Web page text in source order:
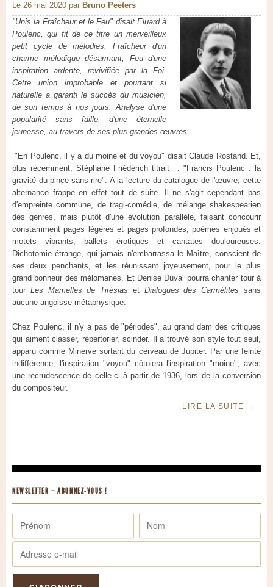
Le 26 mai 2020 par Bruno Peeters
"Unis la Fraîcheur et le Feu" disait Eluard à
Poulenc, qui fit de ce titre un merveilleux
petit cycle de mélodies. Fraîcheur d'un
charme mélodique désarmant, Feu d'une
inspiration ardente, revivifiée par la Foi.
Cette union improbable et pourtant si
naturelle a garanti le succès du musicien,
de son temps à nos jours. Analyse d'une
popularité sans faille, d'une éternelle
jeunesse, au travers de ses plus grandes œuvres.
" En Poulenc, il y a du moine et du voyou" disait Claude Rostand. Et,
plus récemment, Stéphane Friédérich titrait : "Francis Poulenc : la
gravité du pince-sans-rire". A la lecture du catalogue de l'œuvre, cette
alternance frappe en effet tout de suite. Il ne s'agit cependant pas
d'empreinte commune, de tragi-comédie, de mélange shakespearien
des genres, mais plutôt d'une évolution parallèle, faisant concourir
constamment pages légères et pages profondes, poèmes enjoués et
motets vibrants, ballets érotiques et cantates douloureuses.
Dichotomie étrange, qui jamais n'embarrassa le Maître, conscient de
ses deux penchants, et les réunissant joyeusement, pour le plus
grand bonheur des mélomanes. Et Denise Duval pourra chanter tour à
tour Les Mamelles de Tirésias et Dialogues des Carmélites sans
aucune angoisse métaphysique.
Chez Poulenc, il n'y a pas de "périodes", au grand dam des critiques
qui aiment classer, répertorier, scinder. Il a trouvé son style tout seul,
apparu comme Minerve sortant du cerveau de Jupiter. Par une feinte
indifférence, l'inspiration "voyou" côtoiera l'inspiration "moine", avec
une recrudescence de celle-ci à partir de 1936, lors de la conversion
du compositeur.
LIRE LA SUITE →
NEWSLETTER – ABONNEZ-VOUS !